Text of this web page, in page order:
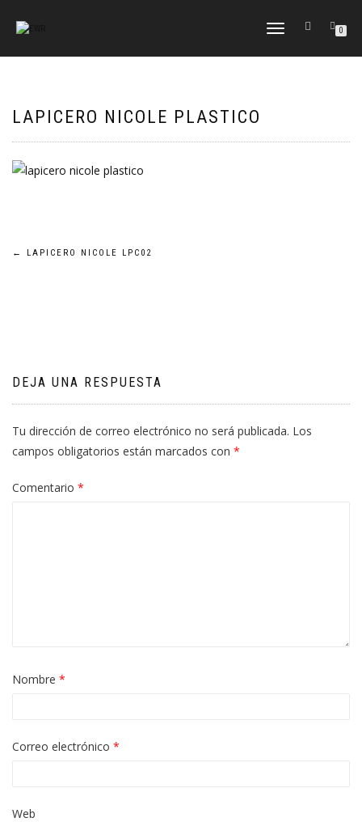
CAMBIAR
0
LAPICERO NICOLE PLASTICO
Navegación
← LAPICERO NICOLE LPC02
DEJA UNA RESPUESTA
Tu dirección de correo electrónico no será publicada. Los
campos obligatorios están marcados con *
Comentario *
Nombre *
Correo electrónico *
Web